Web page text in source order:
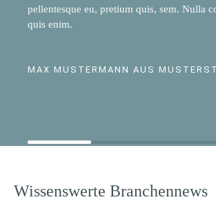
pellentesque eu, pretium quis, sem. Nulla
quis enim.
MAX MUSTERMANN AUS
Wissenswerte Branchennews